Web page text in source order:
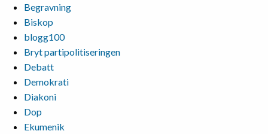
Begravning
Biskop
blogg100
Bryt partipolitiseringen
Debatt
Demokrati
Diakoni
Dop
Ekumenik